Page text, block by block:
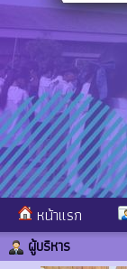
หน้าแรก
ผู้บริหาร